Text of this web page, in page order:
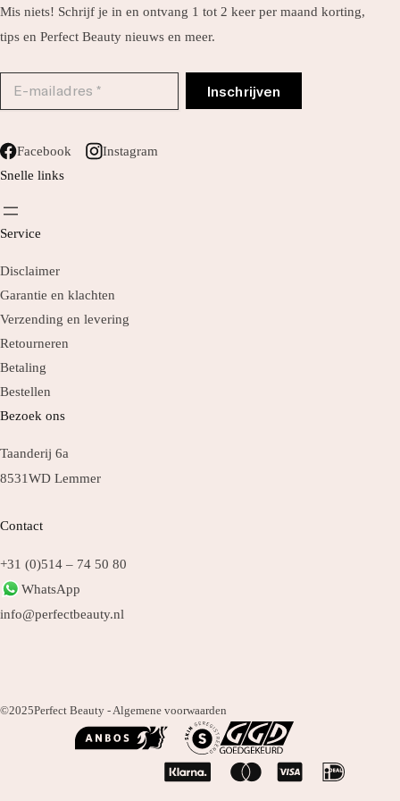
Mis niets! Schrijf je in en ontvang 1 tot 2 keer per maand korting,
tips en Perfect Beauty nieuws en meer.
Facebook
Instagram
Snelle links
Service
Disclaimer
Garantie en klachten
Verzending en levering
Retourneren
Betaling
Bestellen
Bezoek ons
Taanderij 6a
8531WD Lemmer
Contact
+31 (0)514 – 74 50 80
WhatsApp
info@perfectbeauty.nl
©2025Perfect Beauty - Algemene voorwaarden